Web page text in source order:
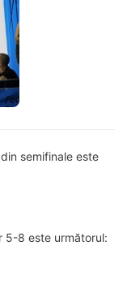
semifinale este
5-8 este următorul: